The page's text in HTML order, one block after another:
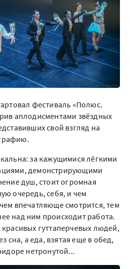
фестиваль «Полюс.
аплодисментами звёздных
свой взгляд на
за кажущимися лёгкими
демонстрирующими
душ, стоит огромная
очередь, себя, и чем
впечатляюще смотрится, тем
над ним происходит работа.
красивых гуттаперчевых людей,
сна, а еда, взятая еще в обед,
нетронутой...